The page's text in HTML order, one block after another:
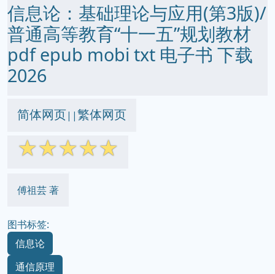
信息论：基础理论与应用(第3版)/
普通高等教育“十一五”规划教材
pdf epub mobi txt 电子书 下载
2026
简体网页||繁体网页
☆☆☆☆☆
傅祖芸 著
图书标签:
信息论
通信原理